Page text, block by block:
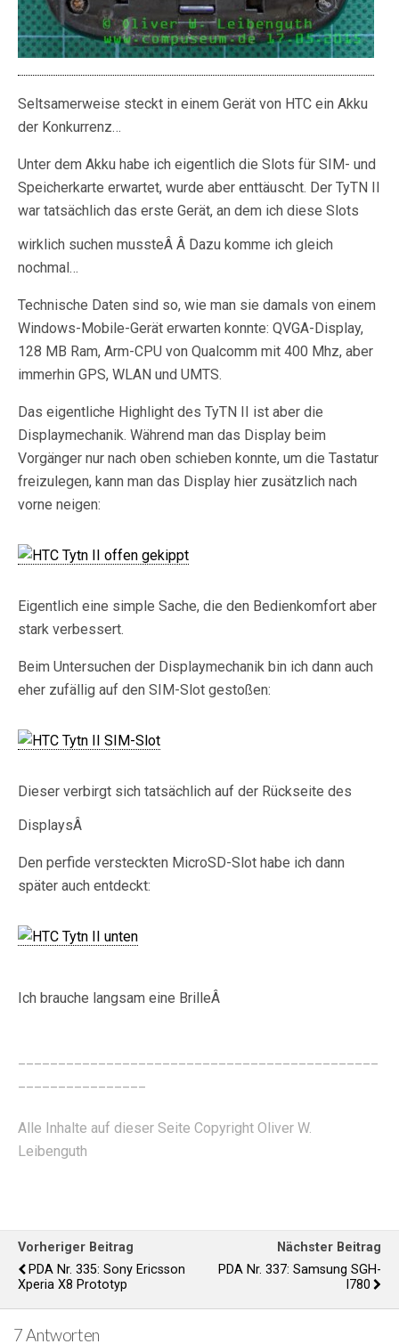
Seltsamerweise steckt in einem Gerät von HTC ein Akku
der Konkurrenz…
Unter dem Akku habe ich eigentlich die Slots für SIM- und
Speicherkarte erwartet, wurde aber enttäuscht. Der TyTN II
war tatsächlich das erste Gerät, an dem ich diese Slots
wirklich suchen mussteÂ Â Dazu komme ich gleich
nochmal…
Technische Daten sind so, wie man sie damals von einem
Windows-Mobile-Gerät erwarten konnte: QVGA-Display,
128 MB Ram, Arm-CPU von Qualcomm mit 400 Mhz, aber
immerhin GPS, WLAN und UMTS.
Das eigentliche Highlight des TyTN II ist aber die
Displaymechanik. Während man das Display beim
Vorgänger nur nach oben schieben konnte, um die Tastatur
freizulegen, kann man das Display hier zusätzlich nach
vorne neigen:
Eigentlich eine simple Sache, die den Bedienkomfort aber
stark verbessert.
Beim Untersuchen der Displaymechanik bin ich dann auch
eher zufällig auf den SIM-Slot gestoßen:
Dieser verbirgt sich tatsächlich auf der Rückseite des
DisplaysÂ
Den perfide versteckten MicroSD-Slot habe ich dann
später auch entdeckt:
Ich brauche langsam eine BrilleÂ
Alle Inhalte auf dieser Seite Copyright Oliver W.
Leibenguth
Vorheriger Beitrag
PDA Nr. 335: Sony Ericsson
Xperia X8 Prototyp
Nächster Beitrag
PDA Nr. 337: Samsung SGH-
I780
7 Antworten